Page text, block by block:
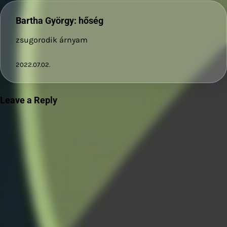
Bartha György: hőség
zsugorodik árnyam
2022.07.02.
Leave a Reply